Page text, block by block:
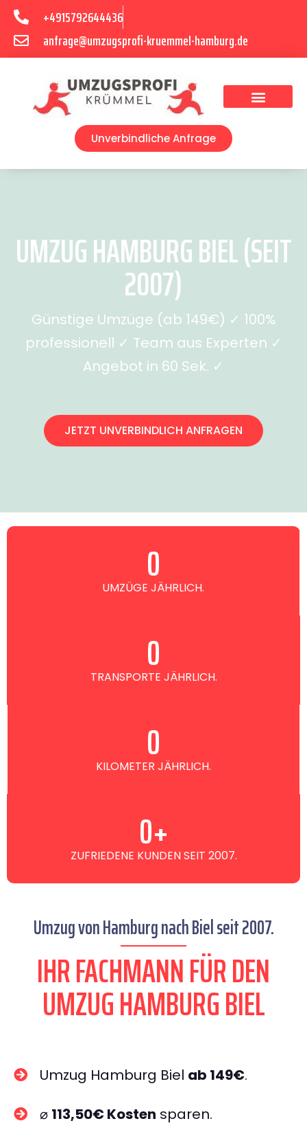
+4915792644436
anfrage@umzugsprofi-kruemmel-hamburg.de
Unverbindliche Anfrage
UMZUG HAMBURG BIEL (SEIT
2007)
Günstige Umzüge (ab 149€) ✓ 100%
professionell ✓ Team aus Experten ✓
Angebot in 60 Sek. ✓
JETZT UNVERBINDLICH ANFRAGEN
UMZÜGE JÄHRLICH.
0
TRANSPORTE JÄHRLICH.
0
KILOMETER JÄHRLICH.
0
ZUFRIEDENE KUNDEN SEIT 2007.
0+
Umzug von Hamburg nach Biel seit 2007.
IHR FACHMANN FÜR DEN
UMZUG HAMBURG BIEL
Umzug Hamburg Biel ab 149€.
⌀ 113,50€ Kosten sparen.